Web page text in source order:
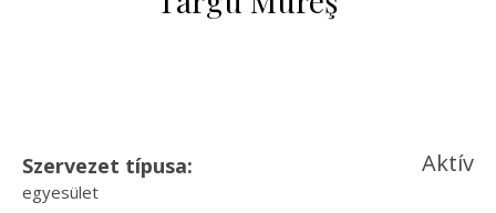
Szervezet típusa:
egyesület
Aktív